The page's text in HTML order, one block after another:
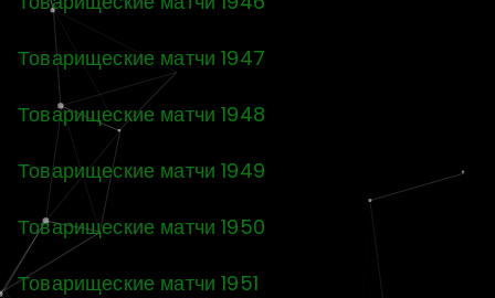
Товарищеские матчи 1947
Товарищеские матчи 1948
Товарищеские матчи 1949
Товарищеские матчи 1950
Товарищеские матчи 1951